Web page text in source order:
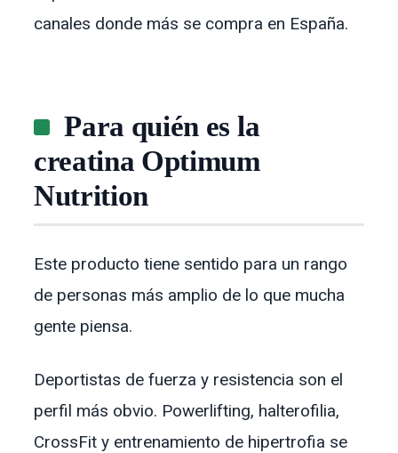
canales donde más se compra en España.
Para quién es la
creatina Optimum
Nutrition
Este producto tiene sentido para un rango
de personas más amplio de lo que mucha
gente piensa.
Deportistas de fuerza y resistencia son el
perfil más obvio. Powerlifting, halterofilia,
CrossFit y entrenamiento de hipertrofia se